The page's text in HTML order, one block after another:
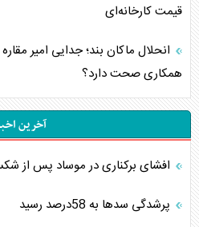
قیمت کارخانه‌ای
انحلال ماکان بند؛ جدایی امیر
همکاری صحت دارد؟
آخرین
افشای برکناری در موساد پس از
پرشدگی سدها به 58درصد رسید